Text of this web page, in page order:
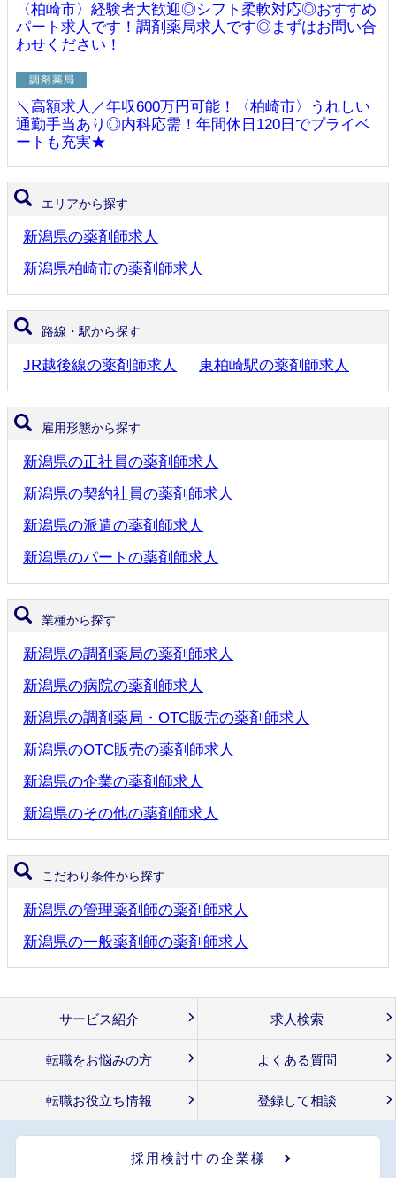
〈柏崎市〉経験者大歓迎◎シフト柔軟対応◎おすすめ
パート求人です！調剤薬局求人です◎まずはお問い合
わせください！
＼高額求人／年収600万円可能！〈柏崎市〉うれしい
通勤手当あり◎内科応需！年間休日120日でプライベ
ートも充実★
エリアから探す
新潟県の薬剤師求人
新潟県柏崎市の薬剤師求人
路線・駅から探す
JR越後線の薬剤師求人 東柏崎駅の薬剤師求人
雇用形態から探す
新潟県の正社員の薬剤師求人
新潟県の契約社員の薬剤師求人
新潟県の派遣の薬剤師求人
新潟県のパートの薬剤師求人
業種から探す
新潟県の調剤薬局の薬剤師求人
新潟県の病院の薬剤師求人
新潟県の調剤薬局・OTC販売の薬剤師求人
新潟県のOTC販売の薬剤師求人
新潟県の企業の薬剤師求人
新潟県のその他の薬剤師求人
こだわり条件から探す
新潟県の管理薬剤師の薬剤師求人
新潟県の一般薬剤師の薬剤師求人
サービス紹介 求人検索
転職をお悩みの方 よくある質問
転職お役立ち情報 登録して相談
採用検討中の企業様